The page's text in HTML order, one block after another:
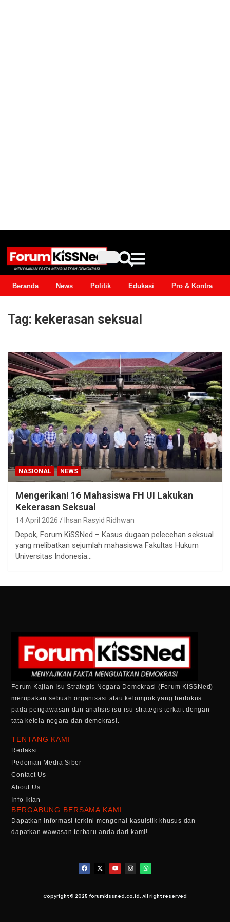
Beranda News Politik Edukasi Pro & Kontra
Tag: kekerasan seksual
NASIONAL NEWS
Mengerikan! 16 Mahasiswa FH UI Lakukan
Kekerasan Seksual
14 April 2026 Ihsan Rasyid Ridhwan
Depok, Forum KiSSNed – Kasus dugaan pelecehan seksual
yang melibatkan sejumlah mahasiswa Fakultas Hukum
Universitas Indonesia…
Forum Kajian Isu Strategis Negara Demokrasi (Forum KiSSNed)
merupakan sebuah organisasi atau kelompok yang berfokus
pada pengawasan dan analisis isu-isu strategis terkait dengan
tata kelola negara dan demokrasi.
TENTANG KAMI
Redaksi
Pedoman Media Siber
Contact Us
About Us
Info Iklan
BERGABUNG BERSAMA KAMI
Dapatkan informasi terkini mengenai kasuistik khusus dan
dapatkan wawasan terbaru anda dari kami!
Copyright © 2025 forumkissned.co.id. All right reserved